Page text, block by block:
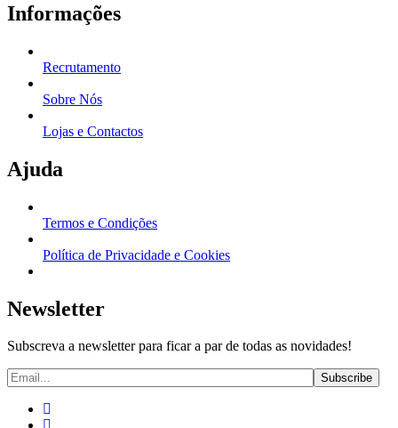
Informações
Recrutamento
Sobre Nós
Lojas e Contactos
Ajuda
Termos e Condições
Política de Privacidade e Cookies
Newsletter
Subscreva a newsletter para ficar a par de todas as novidades!